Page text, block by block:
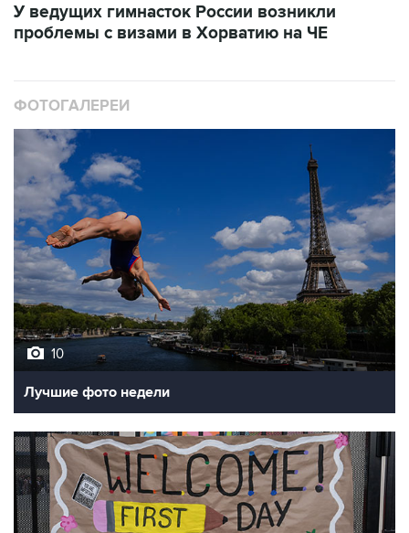
У ведущих гимнасток России возникли
проблемы с визами в Хорватию на ЧЕ
ФОТОГАЛЕРЕИ
10
Лучшие фото недели